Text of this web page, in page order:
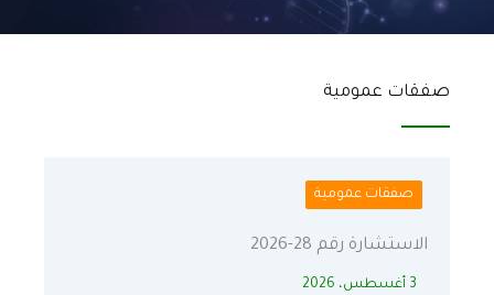
صفقات عمومية
صفقات عمومية
الاستشارة رقم 28-2026
3 أغسطس، 2026